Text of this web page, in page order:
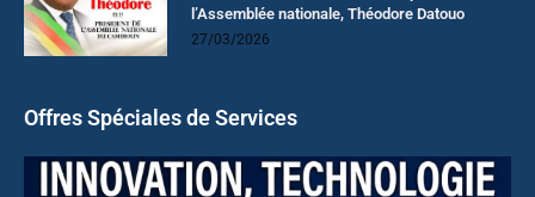
l’Assemblée nationale, Théodore Datouo
27/03/2026
Offres Spéciales de Services